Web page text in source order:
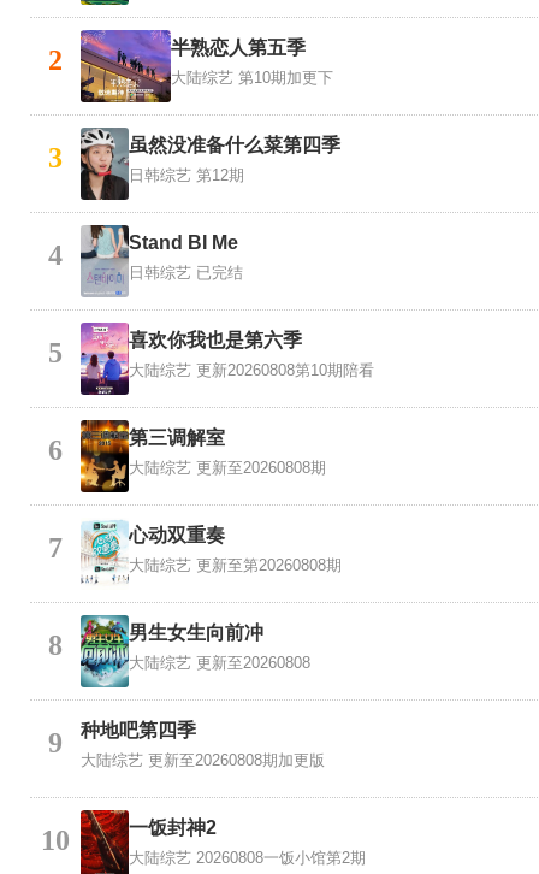
2 半熟恋人第五季
大陆综艺 第10期加更下
3 虽然没准备什么菜第四季
日韩综艺 第12期
4 Stand BI Me
日韩综艺 已完结
5 喜欢你我也是第六季
大陆综艺 更新20260808第10期陪看
6 第三调解室
大陆综艺 更新至20260808期
7 心动双重奏
大陆综艺 更新至第20260808期
8 男生女生向前冲
大陆综艺 更新至20260808
9 种地吧第四季
大陆综艺 更新至20260808期加更版
10 一饭封神2
大陆综艺 20260808一饭小馆第2期